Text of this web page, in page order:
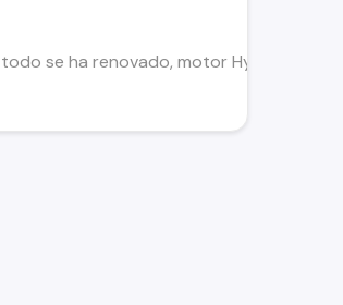
se ha renovado, motor Hyundai,